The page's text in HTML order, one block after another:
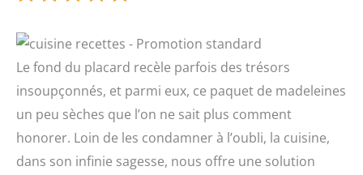
Le fond du placard recèle parfois des trésors
insoupçonnés, et parmi eux, ce paquet de madeleines
un peu sèches que l’on ne sait plus comment
honorer. Loin de les condamner à l’oubli, la cuisine,
dans son infinie sagesse, nous offre une solution